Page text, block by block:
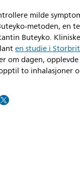
milde
metoden, en
Buteyko.
en studie i
om dagen,
to inhalasjoner